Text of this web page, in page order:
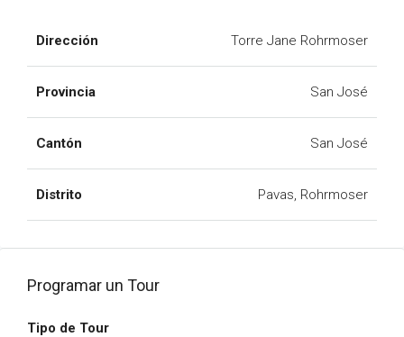
Dirección Torre Jane Rohrmoser
Provincia San José
Cantón San José
Distrito Pavas, Rohrmoser
Programar un Tour
Tipo de Tour